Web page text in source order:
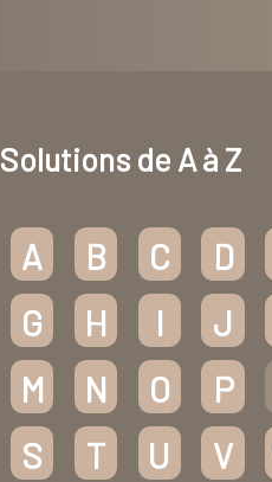
Solutions de A à Z
A B C D
G
H I J
M
N O P
S
T U V